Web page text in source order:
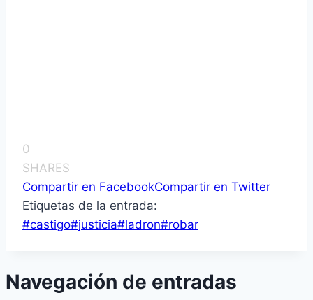
0
SHARES
Compartir en FacebookCompartir en Twitter
Etiquetas de la entrada:
#castigo#justicia#ladron#robar
Navegación de entradas